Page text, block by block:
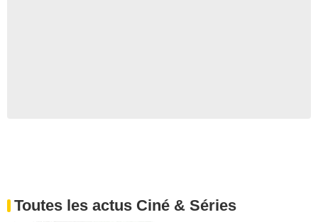
Toutes les actus Ciné & Séries